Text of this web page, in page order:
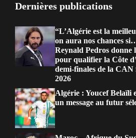
Dernières publications
“L’Algérie est la
on aura nos chances
Reynald Pedros donne
pour qualifier la Côte
demi-finales de la CAN
2026
Algérie : Youcef Belaïli
un message au futur